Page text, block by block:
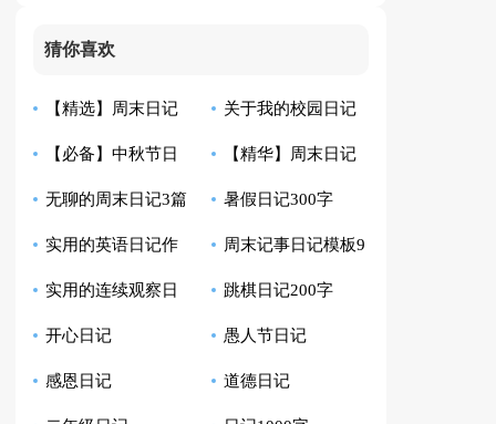
猜你喜欢
【精选】周末日记
集锦7篇
关于我的校园日记
集合10篇
【必备】中秋节日
记范文集锦7篇
【精华】周末日记
汇编8篇
无聊的周末日记3篇 暑假日记300字
实用的英语日记作
文300字四篇
周末记事日记模板9
篇
实用的连续观察日
记集锦七篇
跳棋日记200字
开心日记 愚人节日记
感恩日记 道德日记